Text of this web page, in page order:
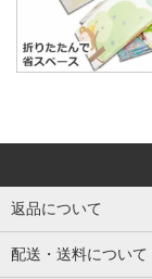
返品について
配送・送料について